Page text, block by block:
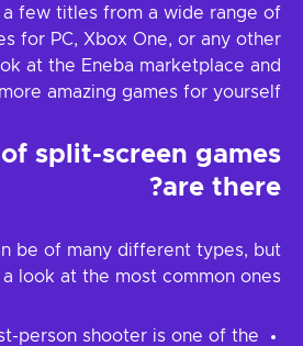
few titles from a wide range of
for PC, Xbox One, or any other
at the Eneba marketplace and
amazing games for yourself.
split-screen games
are there?
be of many different types, but
look at the most common ones:
person shooter is one of the